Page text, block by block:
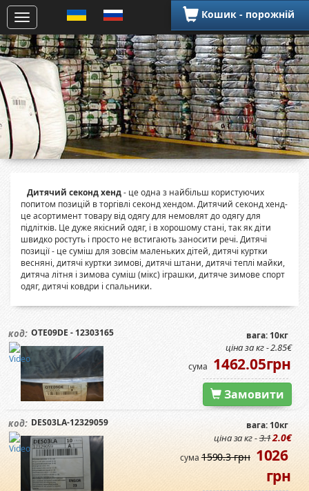
Дитячий секонд хенд- це одна з найбільш користуючих
попитом позицій в торгівлі секонд хендом. Дитячий секонд хенд-
це асортимент товару від одягу для немовлят до одягу для
підлітків. Це дуже якісний одяг, і в хорошому стані, так як діти
швидко ростуть і просто не встигають заносити речі. Дитячі
позиції - це суміш для зовсім маленьких дітей, дитячі куртки
весняні, дитячі куртки зимові, дитячі штани, дитячі теплі майки,
дитяча літня і зимова суміш (мікс) іграшки, дитяче зимове спорт
одяг, дитячі ковдри і спальники.
код: OTE09DЕ - 12303165 вага: 10кг
ціна за кг - 2.85€
сума 1462.05грн
Замовити
код: DES03LA-12329059 вага: 10кг
ціна за кг -3.12.0€
сума1590.3 грн 1026
грн
Кошик - порожній